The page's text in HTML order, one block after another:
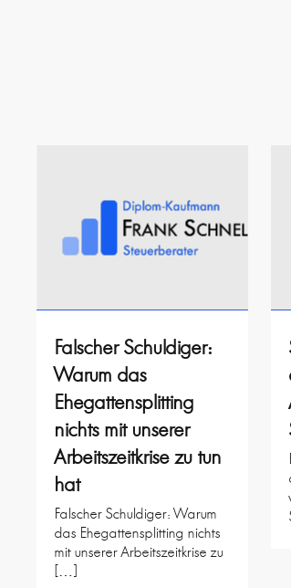
Falscher Schuldiger:
Warum das
Ehegattensplitting
nichts mit unserer
Arbeitszeitkrise zu tun
hat
Falscher Schuldiger: Warum
das Ehegattensplitting nichts
mit unserer Arbeitszeitkrise zu
[…]